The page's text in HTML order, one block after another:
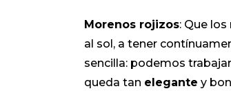
Morenos rojizos: Que
al sol, a tener
sencilla: podemos
queda tan elegante y